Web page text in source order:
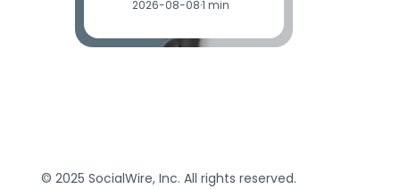
2026-08-08·1 min
© 2025 SocialWire, Inc. All rights reserved.